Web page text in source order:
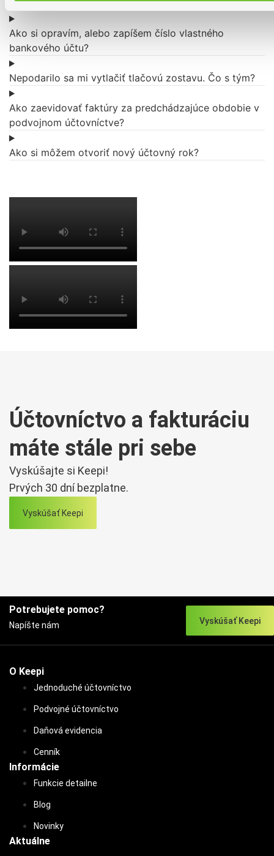
Je možné vymazať faktúru?
Ako si opravím, alebo zapíšem číslo vlastného
bankového účtu?
Nepodarilo sa mi vytlačiť tlačovú zostavu. Čo s tým?
Ako zaevidovať faktúry za predchádzajúce obdobie v
podvojnom účtovníctve?
Ako si môžem otvoriť nový účtovný rok?
Účtovníctvo a fakturáciu
máte stále pri sebe
Vyskúšajte si Keepi!
Prvých 30 dní bezplatne.
Vyskúšať Keepi
Potrebujete pomoc?
Napíšte nám Vyskúšať Keepi
O Keepi
Jednoduché účtovníctvo
Podvojné účtovníctvo
Daňová evidencia
Cenník
Informácie
Funkcie detailne
Blog
Novinky
Aktuálne